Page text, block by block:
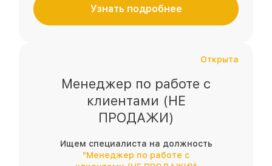
Узнать подробнее
Открыта
Менеджер по работе с
клиентами (НЕ
ПРОДАЖИ)
Ищем специалиста на должность
"Менеджер по работе с